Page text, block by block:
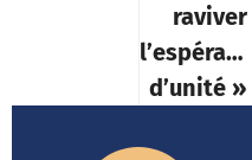
raviver
l’espérance
d’unité »